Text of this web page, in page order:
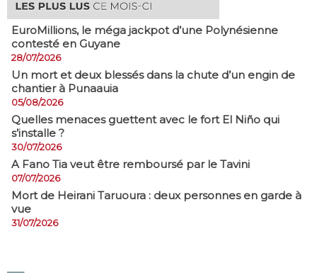
EuroMillions, ​le méga jackpot d’une Polynésienne
contesté en Guyane
28/07/2026
​Un mort et deux blessés dans la chute d’un engin de
chantier à Punaauia
05/08/2026
Quelles menaces guettent avec le fort El Niño qui
s’installe ?
30/07/2026
A Fano Tia veut être remboursé par le Tavini
07/07/2026
Mort de Heirani Taruoura : deux personnes en garde à
vue
31/07/2026